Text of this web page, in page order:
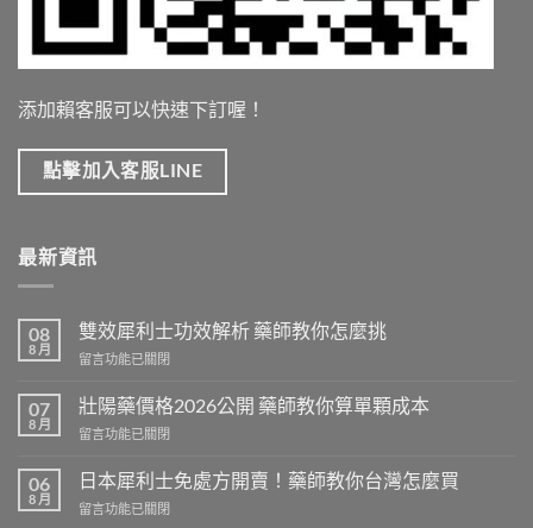
添加賴客服可以快速下訂喔！
點擊加入客服LINE
最新資訊
08
8 月
雙效犀利士功效解析 藥師教你怎麼挑
在
效
犀
利
功
效
解
留言功能已關閉
07
8 月
壯陽藥價格2026公開 藥師教你算單顆成本
在
陽
藥
價
留言功能已關閉
06
8 月
日本犀利士免處方開賣！藥師教你台灣怎麼買
在
留言功能已關閉